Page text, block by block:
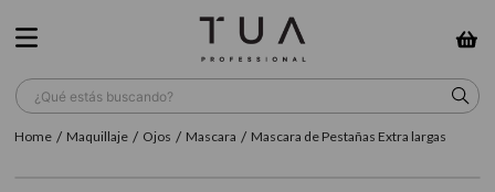
¿Qué estás buscando?
Maquillaje Ojos Mascara Mascara de Pestañas Extra largas
TÉRMINOS MÁS BUSCADOS